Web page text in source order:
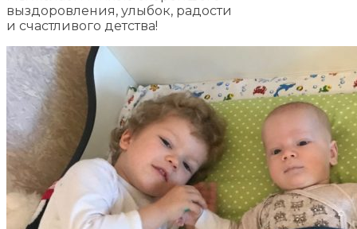
выздоровления, улыбок, радости
и счастливого детства!